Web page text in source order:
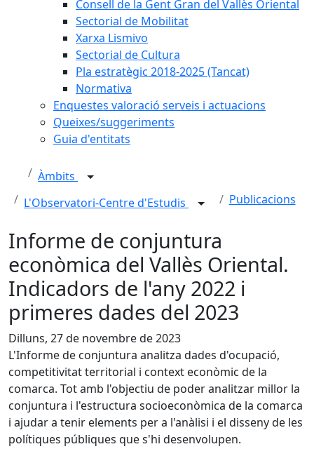
Consell de la Gent Gran del Vallès Oriental
Sectorial de Mobilitat
Xarxa Lismivo
Sectorial de Cultura
Pla estratègic 2018-2025 (Tancat)
Normativa
Enquestes valoració serveis i actuacions
Queixes/suggeriments
Guia d'entitats
Àmbits
L'Observatori-Centre d'Estudis
Publicacions
Informe de conjuntura
econòmica del Vallès Oriental.
Indicadors de l'any 2022 i
primeres dades del 2023
Dilluns, 27 de novembre de 2023
L'Informe de conjuntura analitza dades d'ocupació,
competitivitat territorial i context econòmic de la
comarca. Tot amb l'objectiu de poder analitzar millor la
conjuntura i l'estructura socioeconòmica de la comarca
i ajudar a tenir elements per a l'anàlisi i el disseny de les
polítiques públiques que s'hi desenvolupen.